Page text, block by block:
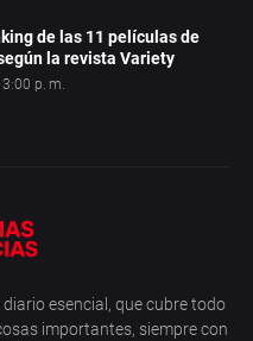
de las 11 películas de
la revista Variety
p. m.
diario esencial, que cubre todo
importantes, siempre con